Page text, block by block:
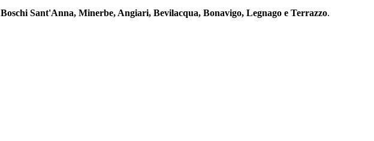
Boschi Sant'Anna, Minerbe, Angiari, Bevilacqua, Bonavigo, Legnago e Terrazzo.